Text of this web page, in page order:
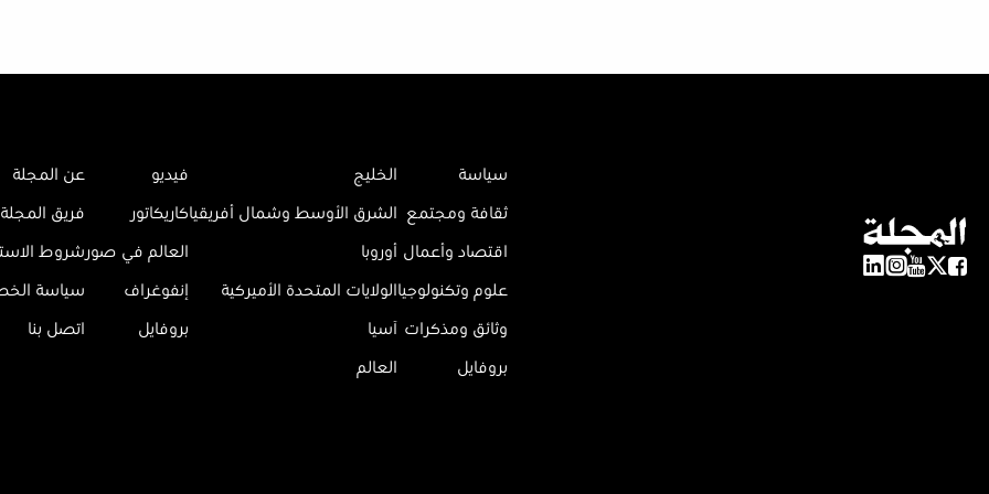
سياسة
ثقافة ومجتمع
اقتصاد وأعمال
علوم وتكنولوجيا
وثائق ومذكرات
بروفايل
الخليج
الشرق الأوسط وشمال أفريقيا
أوروبا
الولايات المتحدة الأميركية
آسيا
العالم
فيديو
كاريكاتور
العالم في صور
إنفوغراف
بروفايل
عن المجلة
فريق المجلة
شروط
سياسة
اتصل بنا